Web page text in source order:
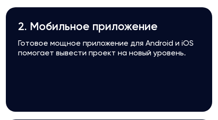
2. Мобильное приложение
Готовое мощное приложение для Android и iOS
помогает вывести проект на новый уровень.